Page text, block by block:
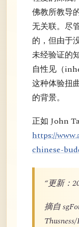
佛教所教导
无关联。尽
的，但由于
未经验证的
自性见（
这种体验扭
的背景。
正如 John
https://
chinese-
“更新：
摘自